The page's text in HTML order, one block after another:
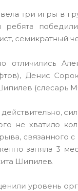
три игры в
семикратный
отличились
Денис
(слесарь
не хватило
связанного
заняла 3
Шипилев.
уровень